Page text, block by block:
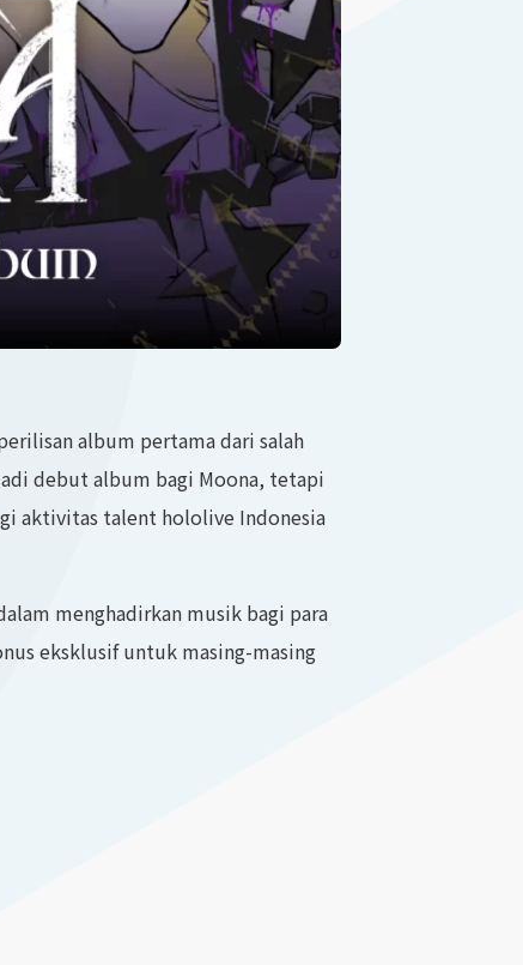
album pertama dari salah
debut album bagi Moona, tetapi
aktivitas talent hololive Indonesia
menghadirkan musik bagi para
eksklusif untuk masing-masing